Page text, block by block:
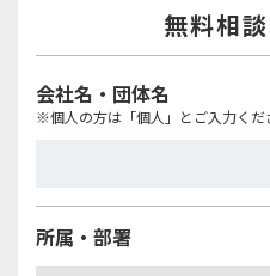
無料相
会社名・団体名
※個人の方は「個人」とご入力くだ
所属・部署